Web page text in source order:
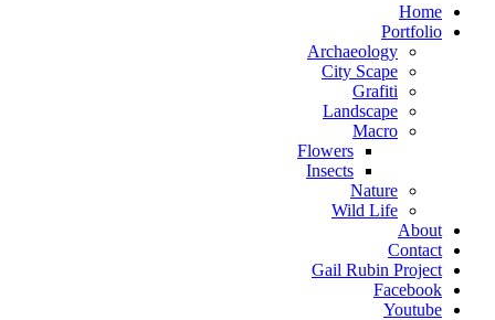
Home
Portfolio
Archaeology
City Scape
Grafiti
Landscape
Macro
Flowers
Insects
Nature
Wild Life
About
Contact
Gail Rubin Project
Facebook
Youtube